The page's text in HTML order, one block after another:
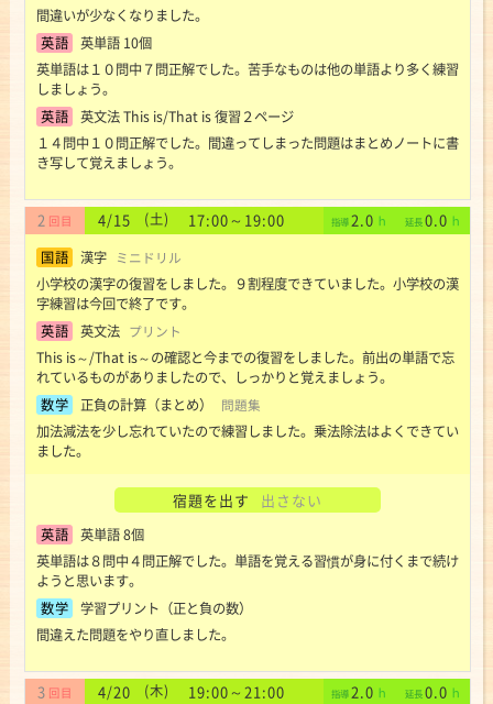
間違いが少なくなりました。
英語
英単語 10個
英単語は１０問中７問正解でした。苦手なものは他の単語より多く練習
しましょう。
英語
英文法 This is/That is 復習２ページ
１４問中１０問正解でした。間違ってしまった問題はまとめノートに書
き写して覚えましょう。
2 4/15 (土) 17:00～ 19:00 2.0 0.0
国語 漢字 ミニドリル
小学校の漢字の復習をしました。９割程度できていました。小学校の漢
字練習は今回で終了です。
英語
英文法 プリント
This is～/That is～の確認と今までの復習をしました。前出の単語で忘
れているものがありましたので、しっかりと覚えましょう。
数学
正負の計算（まとめ）
問題集
加法減法を少し忘れていたので練習しました。乗法除法はよくできてい
ました。
宿題を出す 出さない
英語
英単語 8個
英単語は８問中４問正解でした。単語を覚える習慣が身に付くまで続け
ようと思います。
数学
学習プリント（正と負の数）
間違えた問題をやり直しました。
3 4/20 (木) 19:00～21:00 2.0 0.0